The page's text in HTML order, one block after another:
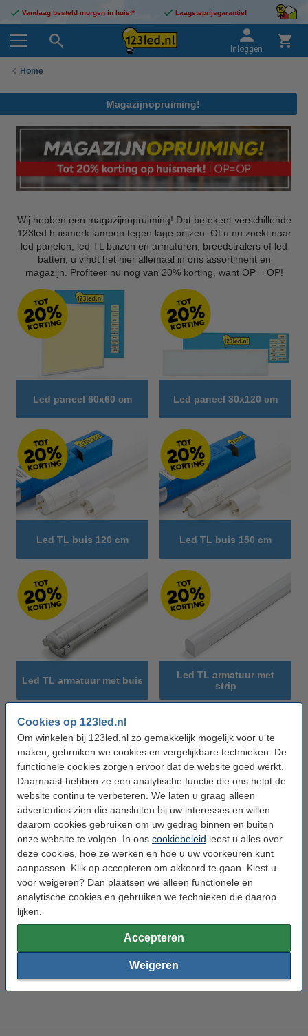
Cookies op 123led.nl
Om winkelen bij 123led.nl zo gemakkelijk mogelijk voor u te
maken, gebruiken we cookies en vergelijkbare technieken. De
functionele cookies zorgen ervoor dat de website goed werkt.
Daarnaast hebben ze een analytische functie die ons helpt de
website continu te verbeteren. We laten u graag alleen
advertenties zien die aansluiten bij uw interesses en willen
daarom cookies gebruiken om uw gedrag binnen en buiten
onze website te volgen. In ons cookiebeleid leest u alles over
deze cookies, hoe ze werken en hoe u uw voorkeuren kunt
aanpassen. Klik op accepteren om akkoord te gaan. Kiest u
voor weigeren? Dan plaatsen we alleen functionele en
analytische cookies en gebruiken we technieken die daarop
lijken.
Accepteren
Weigeren
Vandaag besteld morgen in huis!* Laagsteprijsgarantie!
Inloggen
Home
Magazijnopruiming!
Wij hebben een magazijnopruiming! Dat betekent verschillende
123led huismerk lampen tegen lage prijzen. Of u nu zoekt naar
led panelen, led TL buizen en armaturen, breedstralers of led
batten, u vindt het hier allemaal in ons assortiment en
magazijn. Profiteer nu nog van 20% korting, want OP = OP!
Led paneel 60x60 cm Led paneel 30x120 cm
Led TL buis 120 cm Led TL buis 150 cm
Led TL armatuur met buis
Led TL armatuur met
strip
Breedstralers Led Batten